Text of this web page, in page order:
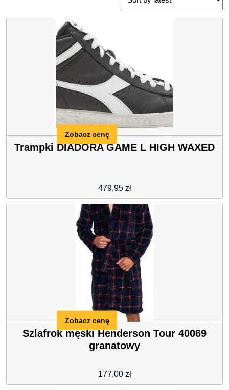
Trampki DIADORA GAME L HIGH WAXED
479,95 zł
Zobacz cenę
Szlafrok męski Henderson Tour 40069
granatowy
177,00 zł
Zobacz cenę